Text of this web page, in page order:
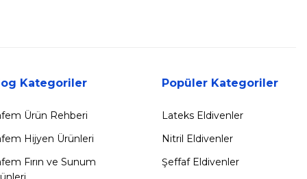
Kategoriler
Ürün Rehberi
Hijyen Ürünleri
Fırın ve Sunum
Popüler Kategoriler
Lateks Eldivenler
Nitril Eldivenler
Şeffaf Eldivenler